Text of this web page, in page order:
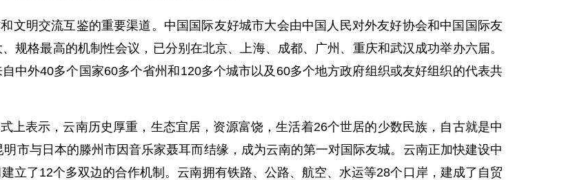
文明交流互鉴的重要渠道。中国国际友好城市大会由中国人民对外友好协会和中国国际友
规格最高的机制性会议，已分别在北京、上海、成都、广州、重庆和武汉成功举办六届。
中外40多个国家60多个省州和120多个城市以及60多个地方政府组织或友好组织的代表共
上表示，云南历史厚重，生态宜居，资源富饶，生活着26个世居的少数民族，自古就是中
市与日本的滕州市因音乐家聂耳而结缘，成为云南的第一对国际友城。云南正加快建设中
立了12个多双边的合作机制。云南拥有铁路、公路、航空、水运等28个口岸，建成了自贸